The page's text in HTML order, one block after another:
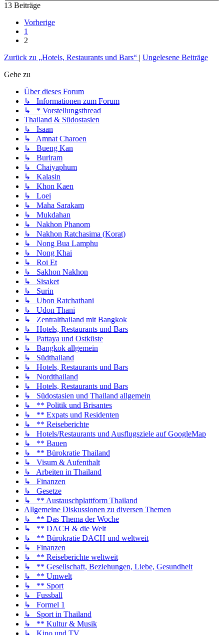
13 Beiträge
Vorherige
1
2
Zurück zu „Hotels, Restaurants und Bars“ | Ungelesene Beiträge
Gehe zu
Über dieses Forum
↳ Informationen zum Forum
↳ * Vorstellungsthread
Thailand & Südostasien
↳ Isaan
↳ Amnat Charoen
↳ Bueng Kan
↳ Buriram
↳ Chaiyaphum
↳ Kalasin
↳ Khon Kaen
↳ Loei
↳ Maha Sarakam
↳ Mukdahan
↳ Nakhon Phanom
↳ Nakhon Ratchasima (Korat)
↳ Nong Bua Lamphu
↳ Nong Khai
↳ Roi Et
↳ Sakhon Nakhon
↳ Sisaket
↳ Surin
↳ Ubon Ratchathani
↳ Udon Thani
↳ Zentralthailand mit Bangkok
↳ Hotels, Restaurants und Bars
↳ Pattaya und Ostküste
↳ Bangkok allgemein
↳ Südthailand
↳ Hotels, Restaurants und Bars
↳ Nordthailand
↳ Hotels, Restaurants und Bars
↳ Südostasien und Thailand allgemein
↳ ** Politik und Brisantes
↳ ** Expats und Residenten
↳ ** Reiseberichte
↳ Hotels/Restaurants und Ausflugsziele auf GoogleMap
↳ ** Bauen
↳ ** Bürokratie Thailand
↳ Visum & Aufenthalt
↳ Arbeiten in Thailand
↳ Finanzen
↳ Gesetze
↳ ** Austauschplattform Thailand
Allgemeine Diskussionen zu diversen Themen
↳ ** Das Thema der Woche
↳ ** DACH & die Welt
↳ ** Bürokratie DACH und weltweit
↳ Finanzen
↳ ** Reiseberichte weltweit
↳ ** Gesellschaft, Beziehungen, Liebe, Gesundheit
↳ ** Umwelt
↳ ** Sport
↳ Fussball
↳ Formel 1
↳ Sport in Thailand
↳ ** Kultur & Musik
↳ Kino und TV